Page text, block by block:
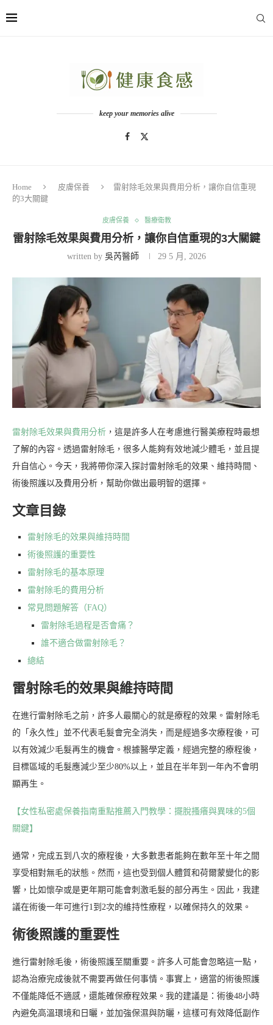
keep your memories alive
Home 皮膚保養
雷射除毛效果與費用分析，讓你自信重現
的3大關鍵
皮膚保養 醫療衛教
雷射除毛效果與費用分析，讓你自信重現的3大關鍵
written by 吳芮醫師 29 5 月, 2026
雷射除毛效果與費用分析 ，這是許多人在考慮進行醫美療程時最想
了解的內容。透過雷射除毛，很多人能夠有效地減少體毛，並且提
升自信心。今天，我將帶你深入探討雷射除毛的效果、維持時間、
術後照護以及費用分析，幫助你做出最明智的選擇。
文章目錄
雷射除毛的效果與維持時間
術後照護的重要性
雷射除毛的基本原理
雷射除毛的費用分析
常見問題解答（FAQ）
雷射除毛過程是否會痛？
誰不適合做雷射除毛？
總結
雷射除毛的效果與維持時間
在進行雷射除毛之前，許多人最關心的就是療程的效果。雷射除毛
的「永久性」並不代表毛髮會完全消失，而是經過多次療程後，可
以有效減少毛髮再生的機會。根據醫學定義，經過完整的療程後，
目標區域的毛髮應減少至少80%以上，並且在半年到一年內不會明
顯再生。
【女性私密處保養指南重點推薦入門教學：擺脫搔癢與異味的5個
關鍵】
通常，完成五到八次的療程後，大多數患者能夠在數年至十年之間
享受相對無毛的狀態。然而，這也受到個人體質和荷爾蒙變化的影
響，比如懷孕或是更年期可能會刺激毛髮的部分再生。因此，我建
議在術後一年可進行1到2次的維持性療程，以確保持久的效果。
術後照護的重要性
進行雷射除毛後，術後照護至關重要。許多人可能會忽略這一點，
認為治療完成後就不需要再做任何事情。事實上，適當的術後照護
不僅能降低不適感，還能確保療程效果。我的建議是：術後48小時
內避免高溫環境和日曬，並加強保濕與防曬，這樣可有效降低副作